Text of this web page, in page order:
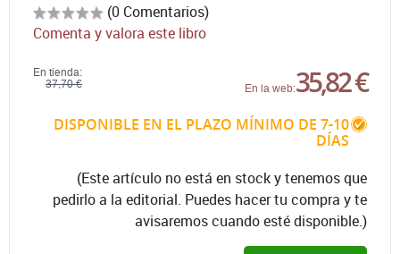
(0 Comentarios)
Comenta y valora este libro
En tienda:
37,70 €
En la web:35,82 €
DISPONIBLE EN EL PLAZO MÍNIMO DE 7-10
DÍAS
(Este artículo no está en stock y tenemos que
pedirlo a la editorial. Puedes hacer tu compra y te
avisaremos cuando esté disponible.)